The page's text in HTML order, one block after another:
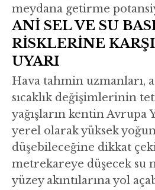
meydana getirme
ANİ SEL VE SU
RİSKLERİNE
UYARI
Hava tahmin uzmanları,
sıcaklık değişimlerinin
yağışların kentin Avrupa
yerel olarak yüksek
düşebileceğine dikkat
metrekareye düşecek su
yüzey akıntılarına yol